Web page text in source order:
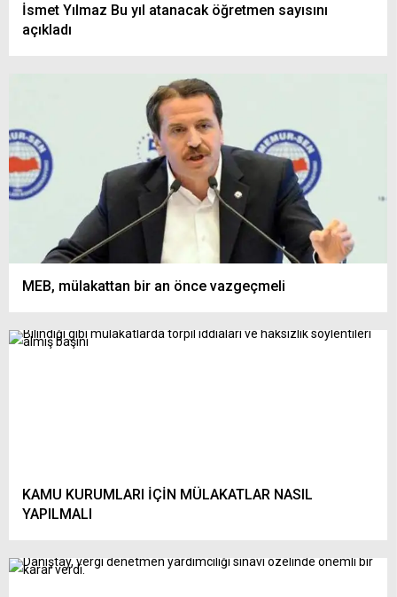
İsmet Yılmaz Bu yıl atanacak öğretmen sayısını
açıkladı
MEB, mülakattan bir an önce vazgeçmeli
KAMU KURUMLARI İÇİN MÜLAKATLAR NASIL
YAPILMALI